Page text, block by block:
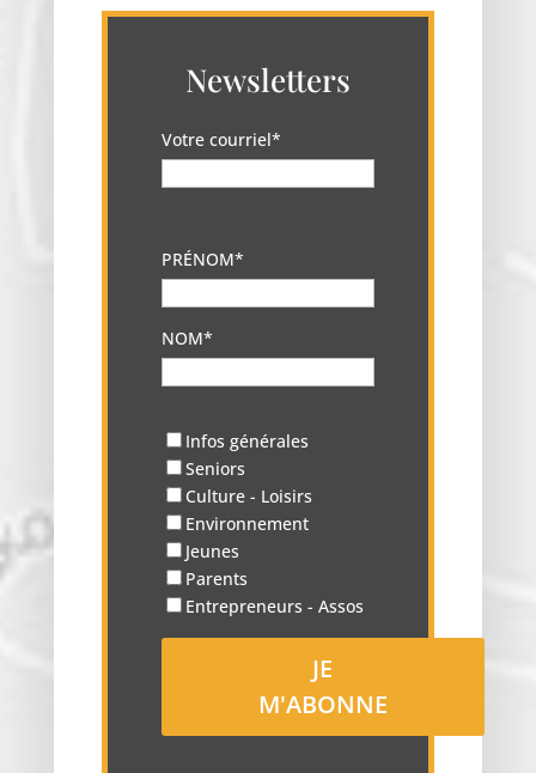
Newsletters
Votre courriel*
PRÉNOM*
NOM*
Infos générales
Seniors
Culture - Loisirs
Environnement
Jeunes
Parents
Entrepreneurs - Assos